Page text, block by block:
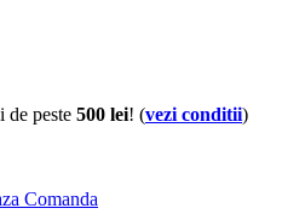
de peste 500 lei! (vezi conditii)
Comanda